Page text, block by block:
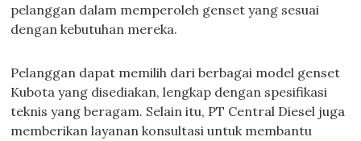
pelanggan dalam memperoleh genset yang sesuai
dengan kebutuhan mereka.
Pelanggan dapat memilih dari berbagai model genset
Kubota yang disediakan, lengkap dengan spesifikasi
teknis yang beragam. Selain itu, PT Central Diesel juga
memberikan layanan konsultasi untuk membantu